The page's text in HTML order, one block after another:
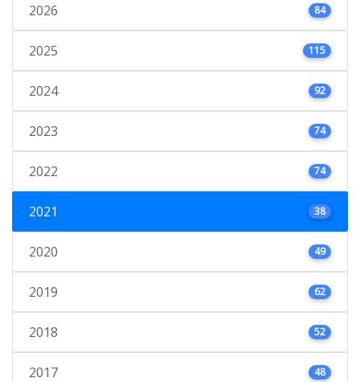
2026 84
2025 115
2024 92
2023 74
2022 74
2021 38
2020 49
2019 62
2018 52
2017 48